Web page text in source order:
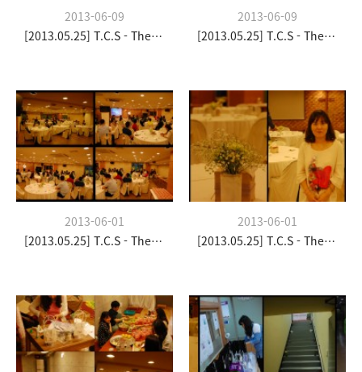
2013-06-09
[2013.05.25] T.C.S - The Church Stay
2013-06-09
[2013.05.25] T.C.S - The Church Stay
2013-06-01
[2013.05.25] T.C.S - The Church Stay
2013-06-01
[2013.05.25] T.C.S - The Church Stay